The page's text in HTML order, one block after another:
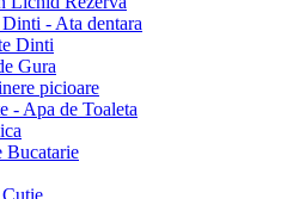
Dinti - Ata dentara
Dinti
Gura
picioare
- Apa de Toaleta
Bucatarie